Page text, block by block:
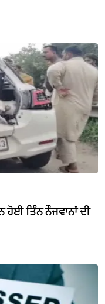
ਹੋਈ ਤਿੰਨ ਨੌਜਵਾਨਾਂ ਦੀ